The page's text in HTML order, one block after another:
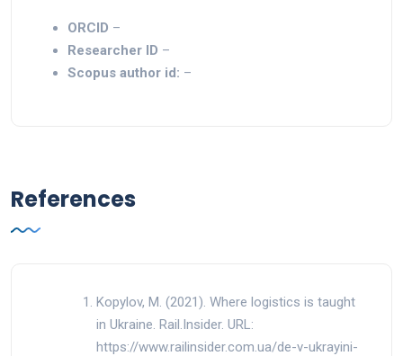
ORCID –
Researcher ID –
Scopus author id: –
References
Kopylov, M. (2021). Where logistics is taught
in Ukraine. Rail.Insider. URL:
https://www.railinsider.com.ua/de-v-ukrayini-